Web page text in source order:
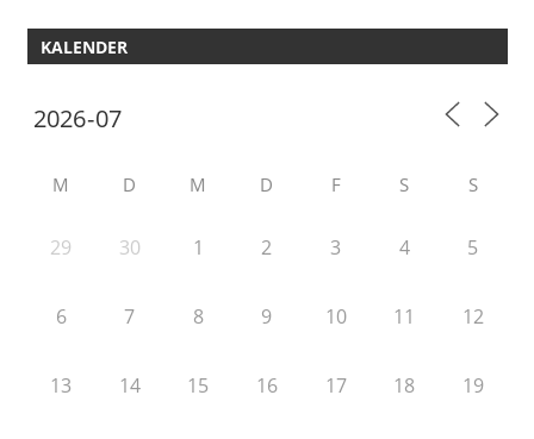
KALENDER
M D M D F S S
29 30 1 2 3 4 5
6 7 8 9 10 11 12
13 14 15 16 17 18 19